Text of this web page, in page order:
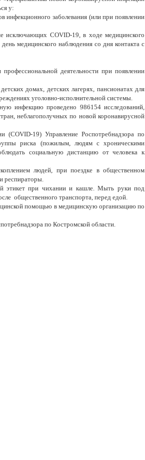
у:
заболевания (или при появлении
исключающих COVID-19, в ходе медицинского
медицинского наблюдения со дня контакта с
деятельности при появлении
домах, детских лагерях, пансионатах для
уголовно-исполнительной системы.
инфекцию проведено 986154 исследований,
неблагополучных по новой коронавирусной
(COVID-19) Управление Роспотребнадзора по
риска (пожилым, людям с хроническими
социальную дистанцию от человека к
людей, при поездке в общественном
респираторы.
этикет при чихании и кашле. Мыть руки под
общественного транспорта, перед едой.
помощью в медицинскую организацию по
по Костромской области.